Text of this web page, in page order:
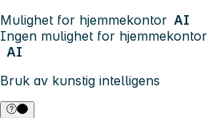
Mulighet for hjemmekontor AI
Ingen mulighet for hjemmekontor
AI
Bruk av kunstig intelligens